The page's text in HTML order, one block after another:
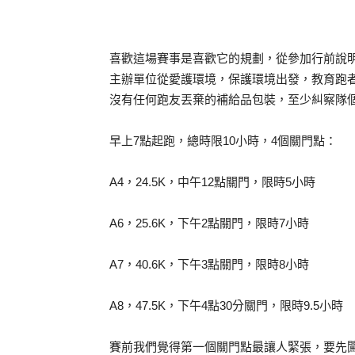
喜歡這場賽事是喜歡它的規劃，從參加行前說
主辦單位從愛護環境，保護環境出發，教育
沒有任何跑友丟棄的補給品包裝，至少糾察隊
早上7點起跑，總時限10小時，4個關門點：
A4，24.5K，中午12點關門，限時5小時
A6，25.6K，下午2點關門，限時7小時
A7，40.6K，下午3點關門，限時8小時
A8，47.5K，下午4點30分關門，限時9.5小時
賽前我們覺得第一個關門點最讓人緊張，要先